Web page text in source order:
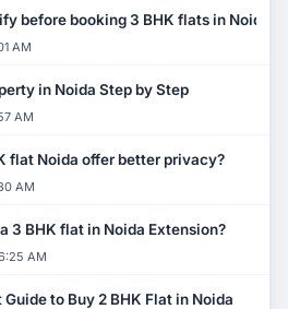
before booking 3 BHK flats in Noida?
AM
in Noida Step by Step
AM
flat Noida offer better privacy?
AM
3 BHK flat in Noida Extension?
AM
to Buy 2 BHK Flat in Noida